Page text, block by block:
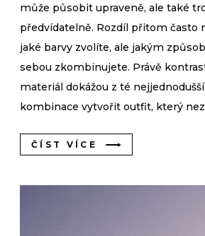
může působit upraveně, ale také
předvídatelně. Rozdíl přitom často
jaké barvy zvolíte, ale jakým
sebou zkombinujete. Právě
materiál dokážou z té
kombinace vytvořit outfit, který
ČÍST VÍCE